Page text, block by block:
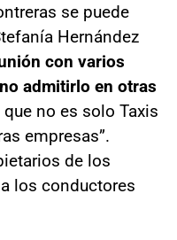
se puede
Hernández
con varios
admitirlo en otras
que no es solo Taxis
empresas”.
de los
los conductores